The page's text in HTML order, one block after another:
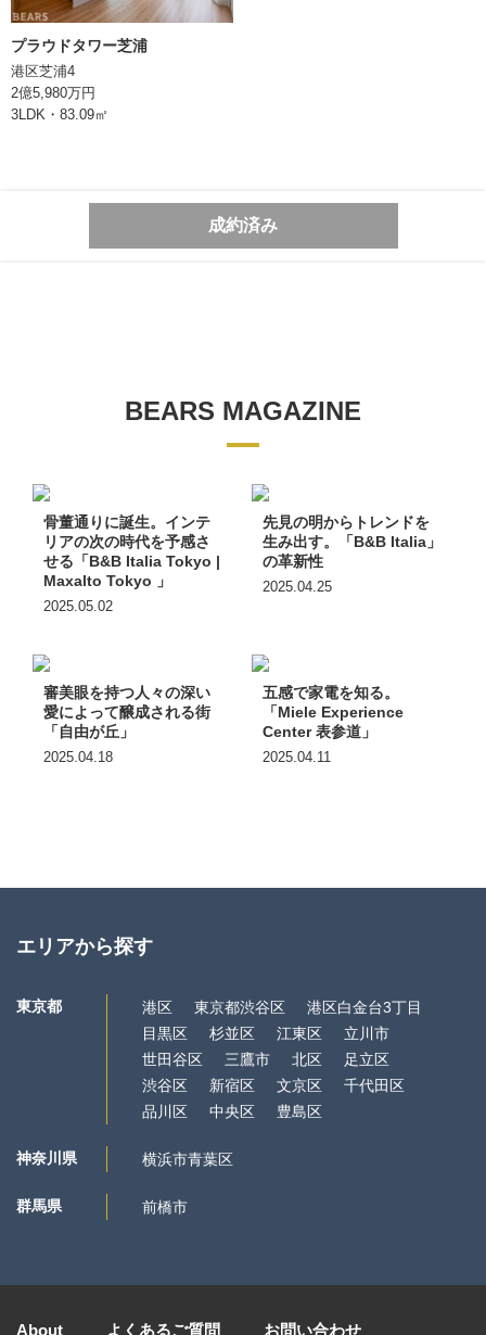
プラウドタワー芝浦
港区芝浦4
2億5,980万円
3LDK・83.09㎡
成約済み
BEARS MAGAZINE
骨董通りに誕生。インテ
リアの次の時代を予感さ
せる「B&B Italia Tokyo |
Maxalto Tokyo 」
2025.05.02
先見の明からトレンドを
生み出す。「B&B Italia」
の革新性
2025.04.25
審美眼を持つ人々の深い
愛によって醸成される街
「自由が丘」
2025.04.18
五感で家電を知る。
「Miele Experience
Center 表参道」
2025.04.11
エリアから探す
東京都 港区 東京都渋谷区
港区白金台3丁目
目黒区
杉並区 江東区
立川市
世田谷区
三鷹市 北区
足立区
渋谷区
新宿区 文京区
千代田区
品川区
中央区 豊島区
神奈川県 横浜市青葉区
群馬県 前橋市
About よくあるご質問 お問い合わせ